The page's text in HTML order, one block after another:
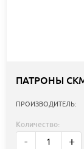
ПАТРОНЫ
ПРОИЗВОДИТЕЛЬ:
Количество:
- +